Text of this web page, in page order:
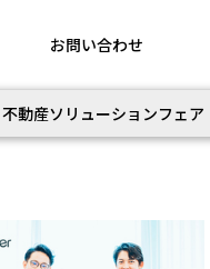
お問い合わせ
不動産ソリューションフェア